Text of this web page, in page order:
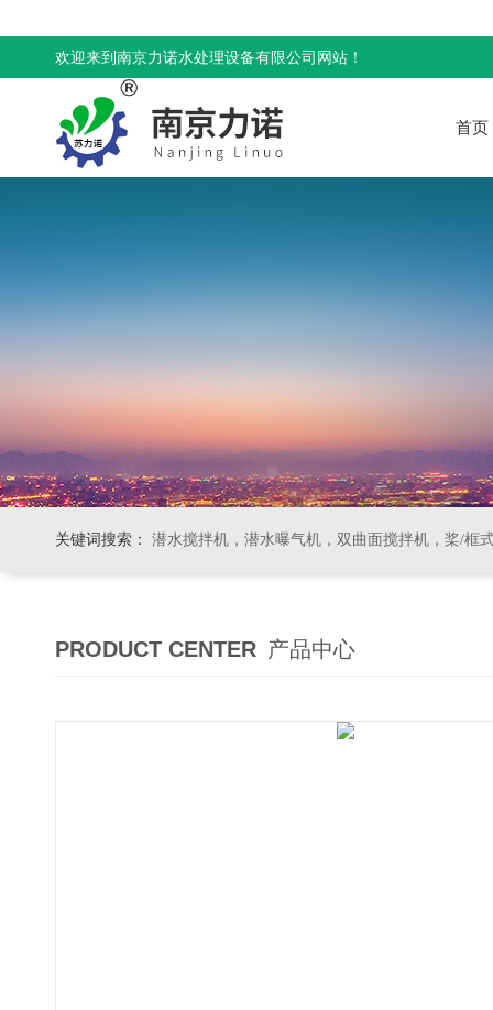
欢迎来到南京力诺水处理设备有限公司网站！
首页
关键词搜索： 潜水搅拌机，潜水曝气机，双曲面搅拌机，桨/框式搅拌
PRODUCT CENTER 产品中心